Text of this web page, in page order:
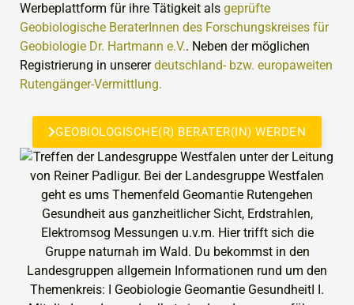
Werbeplattform für ihre Tätigkeit als geprüfte
Geobiologische BeraterInnen des Forschungskreises für
Geobiologie Dr. Hartmann e.V.. Neben der möglichen
Registrierung in unsererdeutschland- bzw. europaweiten
Rutengänger-Vermittlung.
GEOBIOLOGISCHE(R) BERATER(IN) WERDEN